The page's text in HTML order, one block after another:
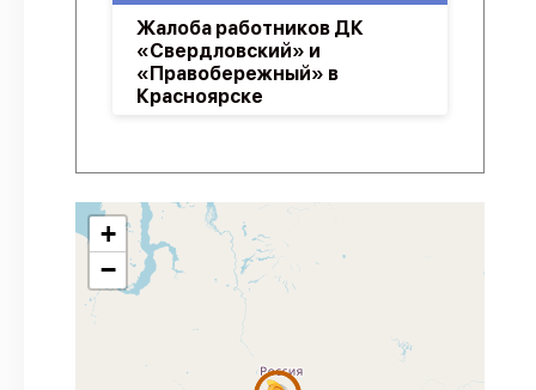
Жалоба работников ДК
«Свердловский» и
«Правобережный» в
Красноярске
+
−